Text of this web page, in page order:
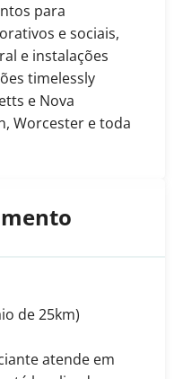
para
e sociais,
e instalações
timelessly
e Nova
Worcester e toda
de 25km)
atende em